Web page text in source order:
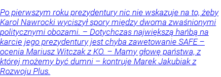
Po pierwszym roku prezydentury nic nie wskazuje na to, żeby
Karol Nawrocki wyciszył spory między dwoma zwaśnionymi
politycznymi obozami. – Dotychczas największą hańbą na
karcie jego prezydentury jest chyba zawetowanie SAFE –
ocenia Mariusz Witczak z KO. – Mamy głowę państwa, z
której możemy być dumni – kontruje Marek Jakubiak z
Rozwoju Plus.